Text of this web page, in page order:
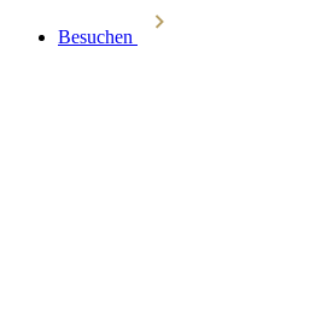
Besuchen